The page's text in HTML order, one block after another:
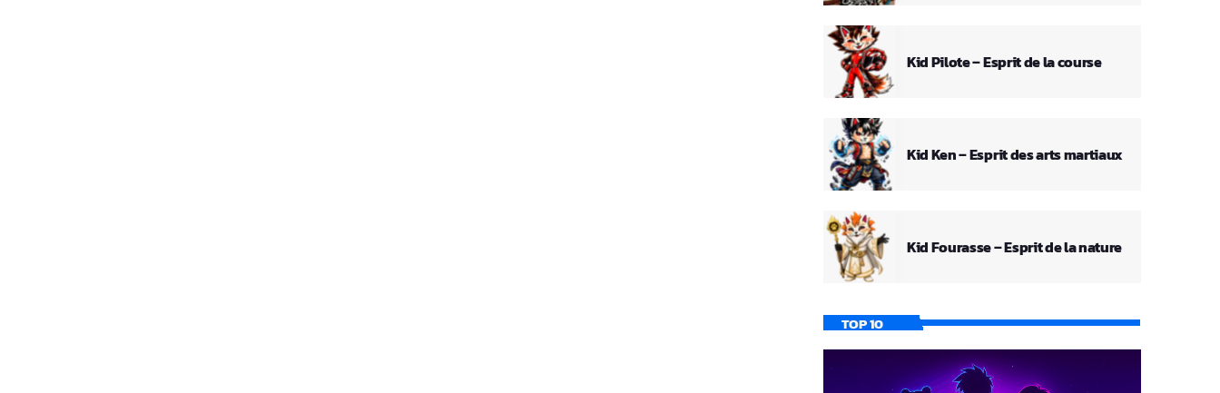
Kid Pilote – Esprit de la course
Kid Ken – Esprit des arts martiaux
Kid Fourasse – Esprit de la nature
TOP 10